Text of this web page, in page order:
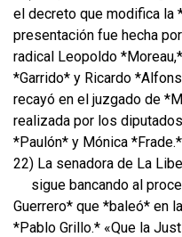
el decreto que modifica la
presentación fue hecha
radical Leopoldo
*Garrido* y Ricardo
recayó en el juzgado de
realizada por los
*Paulón* y Mónica *Frade.*
22) La senadora de La
sigue bancando al
Guerrero* que *baleó* en
*Pablo Grillo.* «Que la